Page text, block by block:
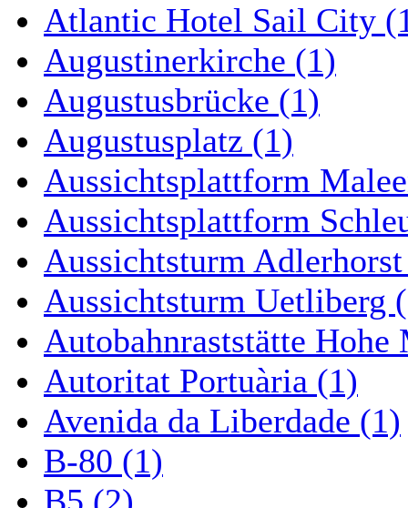
Atlantic Hotel Sail City
Augustinerkirche (1)
Augustusbrücke (1)
Augustusplatz (1)
Aussichtsplattform
Aussichtsplattform
Aussichtsturm
Aussichtsturm Uetliberg
Autobahnraststätte Hohe
Autoritat Portuària (1)
Avenida da Liberdade (1)
B-80 (1)